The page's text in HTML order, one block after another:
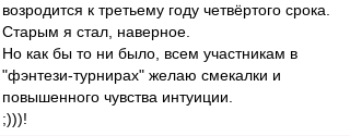
возродится к третьему году четвёртого срока.
Старым я стал, наверное.
Но как бы то ни было, всем участникам в
"фэнтези-турнирах" желаю смекалки и
повышенного чувства интуиции.
;)))!